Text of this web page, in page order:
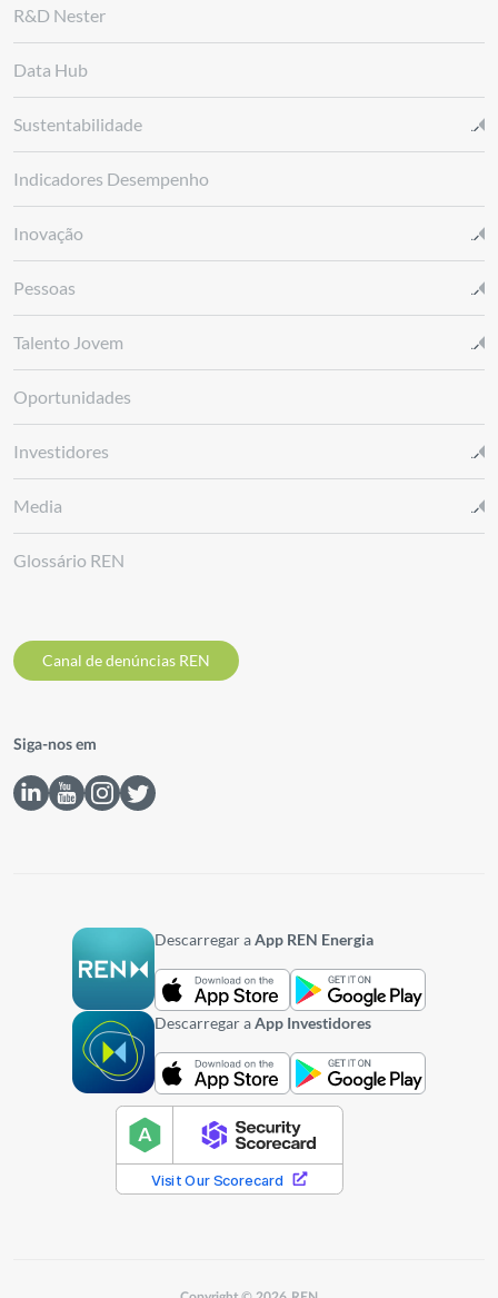
R&D Nester
Data Hub
Sustentabilidade
Indicadores Desempenho
Inovação
Pessoas
Talento Jovem
Oportunidades
Investidores
Media
Glossário REN
Canal de denúncias REN
Siga-nos em
Descarregar aApp REN Energia
Descarregar aApp Investidores